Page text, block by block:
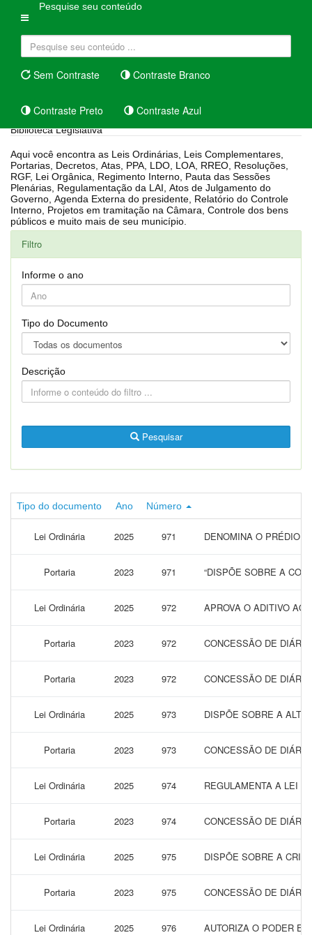
Pesquise seu conteúdo
Sem Contraste Contraste Branco
Contraste Preto Contraste Azul
Biblioteca Legislativa
Aqui você encontra as Leis Ordinárias, Leis Complementares,
Portarias, Decretos, Atas, PPA, LDO, LOA, RREO, Resoluções,
RGF, Lei Orgânica, Regimento Interno, Pauta das Sessões
Plenárias, Regulamentação da LAI, Atos de Julgamento do
Governo, Agenda Externa do presidente, Relatório do Controle
Interno, Projetos em tramitação na Câmara, Controle dos bens
públicos e muito mais de seu município.
Filtro
Informe o ano
Tipo do Documento
Descrição
Pesquisar
Tipo do documento Ano Número
Lei Ordinária 2025 971 DENOMINA O PRÉDIO
Portaria 2023 971 “DISPÕE SOBRE A
Lei Ordinária 2025 972 APROVA O ADITIVO AO
Portaria 2023 972 CONCESSÃO DE
Portaria 2023 972 CONCESSÃO DE
Lei Ordinária 2025 973 DISPÕE SOBRE A
Portaria 2023 973 CONCESSÃO DE
Lei Ordinária 2025 974 REGULAMENTA A LEI
Portaria 2023 974 CONCESSÃO DE
Lei Ordinária 2025 975 DISPÕE SOBRE A
Portaria 2023 975 CONCESSÃO DE
Lei Ordinária 2025 976 AUTORIZA O PODER